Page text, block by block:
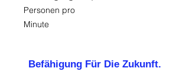
Personen pro
Minute
Befähigung Für Die Zukunft.